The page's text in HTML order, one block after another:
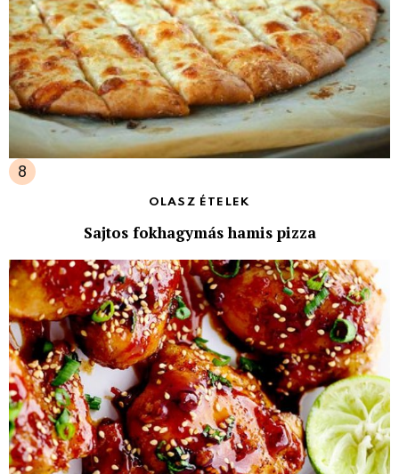
OLASZ ÉTELEK
Sajtos fokhagymás hamis pizza